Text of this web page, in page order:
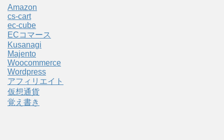
Amazon
cs-cart
ec-cube
ECコマース
Kusanagi
Majento
Woocommerce
Wordpress
アフィリエイト
仮想通貨
覚え書き